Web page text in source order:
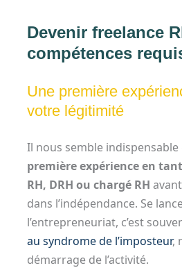
Devenir freelance
compétences
Une première
votre légitimité
Il nous semble indispensable
première expérience en
RH, DRH ou chargé RH
dans l’indépendance. Se
l’entrepreneuriat, c’est
au syndrome de l’imposteur,
démarrage de l’activité.